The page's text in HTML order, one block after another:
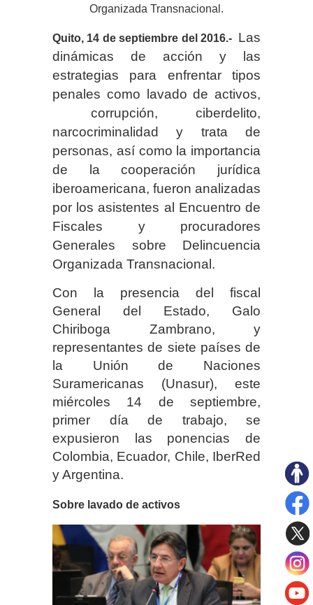
Organizada Transnacional.
Quito, 14 de septiembre del 2016.- Las
dinámicas de acción y las
estrategias para enfrentar tipos
penales como lavado de activos,
corrupción, ciberdelito,
narcocriminalidad y trata de
personas, así como la importancia
de la cooperación jurídica
iberoamericana, fueron analizadas
por los asistentes al Encuentro de
Fiscales y procuradores
Generales sobre Delincuencia
Organizada Transnacional.
Con la presencia del fiscal
General del Estado, Galo
Chiriboga Zambrano, y
representantes de siete países de
la Unión de Naciones
Suramericanas (Unasur), este
miércoles 14 de septiembre,
primer día de trabajo, se
expusieron las ponencias de
Colombia, Ecuador, Chile, IberRed
y Argentina.
Sobre lavado de activos